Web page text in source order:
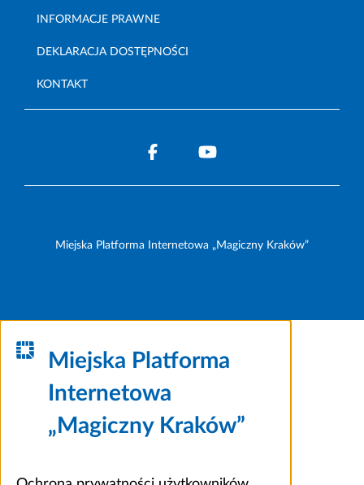
INFORMACJE PRAWNE
DEKLARACJA DOSTĘPNOŚCI
KONTAKT
Miejska Platforma Internetowa „Magiczny Kraków”
Miejska Platforma
Internetowa
„Magiczny Kraków”